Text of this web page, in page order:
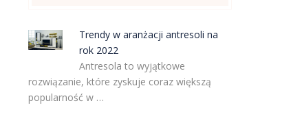
Trendy w aranżacji antresoli na
rok 2022
Antresola to wyjątkowe
rozwiązanie, które zyskuje coraz większą
popularność w …